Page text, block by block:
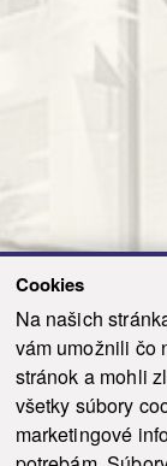
Cookies
Na našich
vám umožnili čo
stránok a mohli
všetky súbory
marketingové